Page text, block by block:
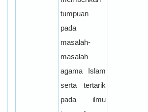
tumpuan
pada
masalah-
masalah
agama Islam
serta tertarik
pada ilmu